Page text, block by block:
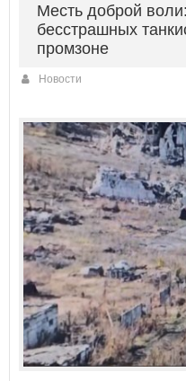
Месть доброй
бесстрашных
промзоне
Новости